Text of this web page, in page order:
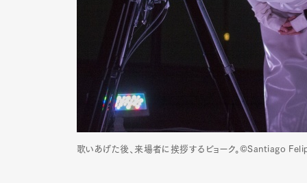
歌いあげた後、来場者に挨拶するビョーク。©Santiago